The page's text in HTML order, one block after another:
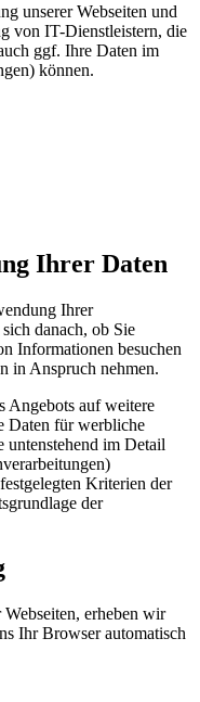
unserer Webseiten und
von IT-Dienstleistern, die
ggf. Ihre Daten im
können.
Ihrer Daten
Ihrer
danach, ob Sie
Informationen besuchen
in Anspruch nehmen.
Angebots auf weitere
Daten für werbliche
untenstehend im Detail
Kriterien der
der
erheben wir
Ihr Browser automatisch